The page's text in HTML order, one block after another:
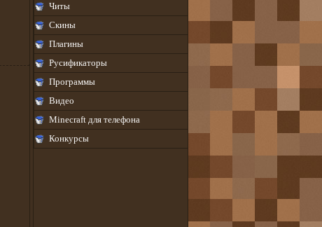
Читы
Скины
Плагины
Русификаторы
Программы
Видео
Minecraft для телефона
Конкурсы